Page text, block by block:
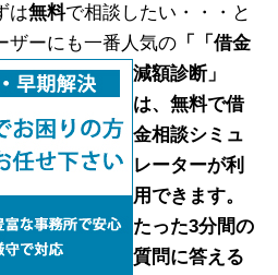
は無料で相談したい・・・と
ザーにも一番人気の 「
「借金
減額診断」
は、 無料で借
金相談シミュ
レーターが利
用できます。
たった3分間の
質問に答える